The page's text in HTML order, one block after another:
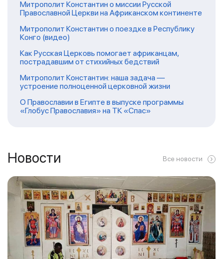
Митрополит Константин о миссии Русской
Православной Церкви на Африканском континенте
Митрополит Константин о поездке в Республику
Конго (видео)
Как Русская Церковь помогает африканцам,
пострадавшим от стихийных бедствий
Митрополит Константин: наша задача —
устроение полноценной церковной жизни
О Православии в Египте в выпуске программы
«Глобус Православия» на ТК «Спас»
Новости Все новости